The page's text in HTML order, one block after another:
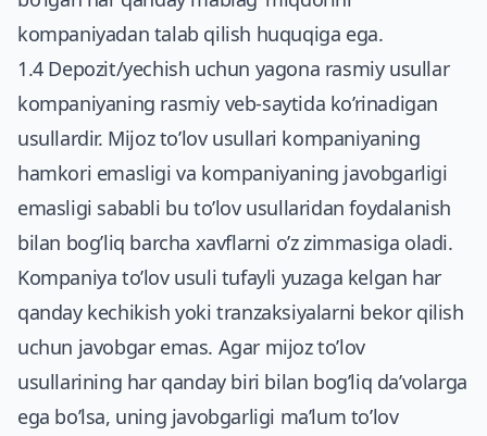
kompaniyadan talab qilish huquqiga ega.
1.4 Depozit/yechish uchun yagona rasmiy usullar
kompaniyaning rasmiy veb-saytida ko’rinadigan
usullardir. Mijoz to’lov usullari kompaniyaning
hamkori emasligi va kompaniyaning javobgarligi
emasligi sababli bu to’lov usullaridan foydalanish
bilan bog’liq barcha xavflarni o’z zimmasiga oladi.
Kompaniya to’lov usuli tufayli yuzaga kelgan har
qanday kechikish yoki tranzaksiyalarni bekor qilish
uchun javobgar emas. Agar mijoz to’lov
usullarining har qanday biri bilan bog’liq da’volarga
ega bo’lsa, uning javobgarligi ma’lum to’lov